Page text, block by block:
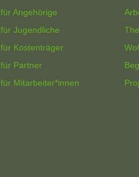
für Angehörige
für Jugendliche
für Kostenträger
für Partner
für Mitarbeiter*innen